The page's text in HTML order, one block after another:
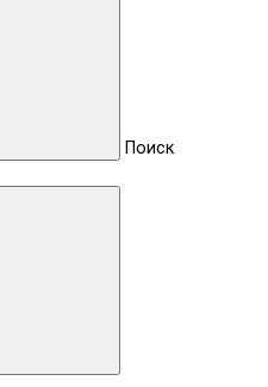
Поиск